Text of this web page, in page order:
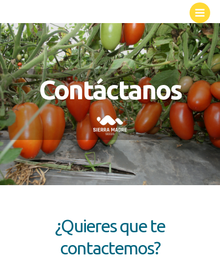
Contáctanos
¿Quieres que te
contactemos?